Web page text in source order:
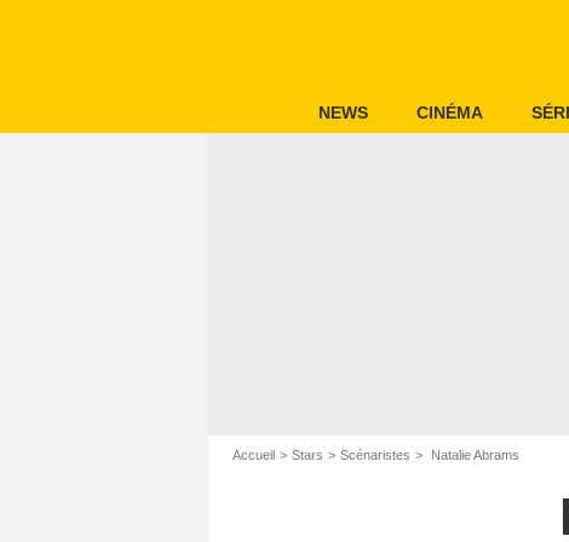
NEWS CINÉMA
Accueil Stars Scénaristes Natalie Abrams